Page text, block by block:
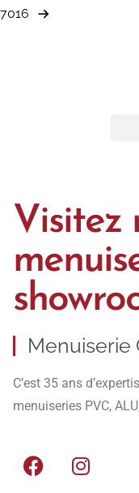
7016
Visitez
Menuiserie
C’est 35 ans
menuiseries PVC,